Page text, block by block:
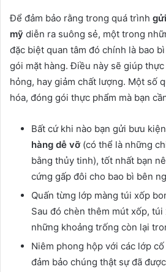
Để đảm bảo rằng trong quá trình
mỹ diễn ra suông sẻ, một trong
đặc biệt quan tâm đó chính là bao
gói mặt hàng. Điều này sẽ giúp
hỏng, hay giảm chất lượng. Một số
hóa, đóng gói thực phẩm mà bạn
Bất cứ khi nào bạn gửi bưu
hàng dễ vỡ(có thể là những
bằng thủy tinh), tốt nhất bạn
cứng gấp đôi cho bao bì bên
Quấn từng lớp màng túi xốp
Sau đó chèn thêm mút xốp, túi
những khoảng trống còn lại
Niêm phong hộp với các lớp
đảm bảo chúng thật sự đã